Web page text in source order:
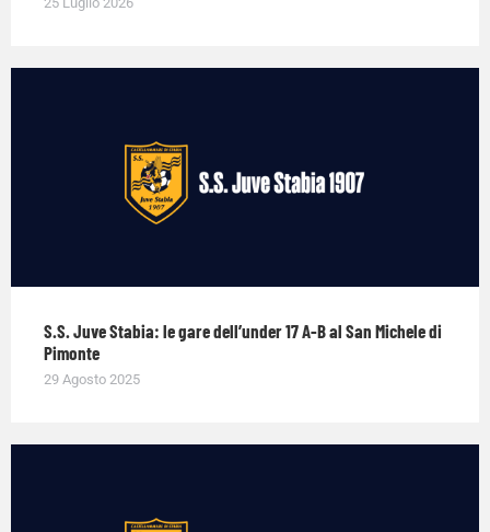
S.S. Juve Stabia: le gare dell’under 17 A-B al San Michele di
Pimonte
29 Agosto 2025